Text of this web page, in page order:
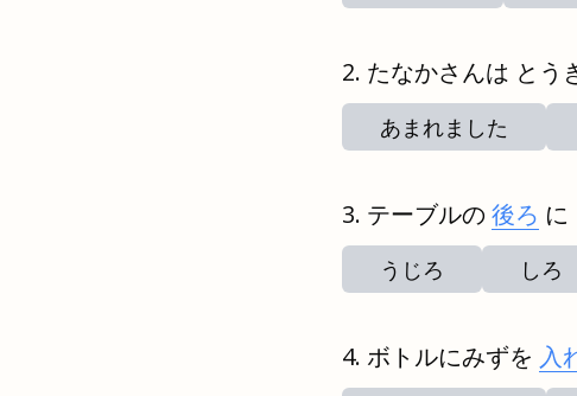
たなかさんは とう
あまれました
テーブルの 後ろ に
うじろ しろ
ボトルにみずを 入